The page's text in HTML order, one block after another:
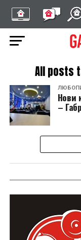
All posts
Нови
–